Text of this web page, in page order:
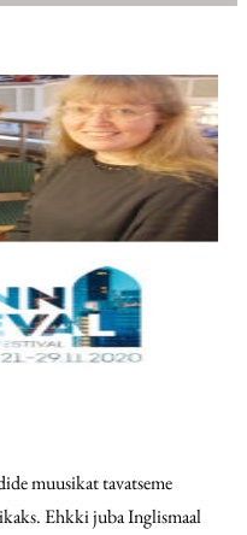
muusikat tavatseme
Ehkki juba Inglismaal